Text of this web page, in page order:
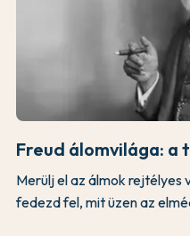
Freud álomvilága:
Merülj el az álmok rejtélyes
fedezd fel, mit üzen az